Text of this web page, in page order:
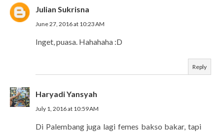
Julian Sukrisna
June 27, 2016 at 10:23 AM
Inget, puasa. Hahahaha :D
Reply
Haryadi Yansyah
July 1, 2016 at 10:59 AM
Di Palembang juga lagi femes bakso bakar, tapi